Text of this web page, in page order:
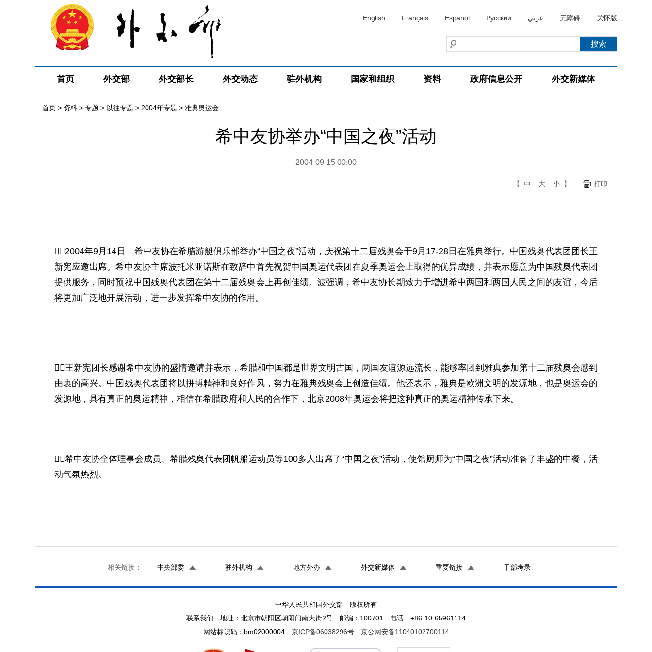
English Français Español Русский عربي 无障碍 关怀版
首页 外交部 外交部长 外交动态 驻外机构 国家和组织 资料 政府信息公开 外交新媒体
首页 > 资料 > 专题 > 以往专题 > 2004年专题 > 雅典奥运会
希中友协举办“中国之夜”活动
2004-09-15 00:00
【 中 大 小 】 打印
2004年9月 14 日，希中友协在希腊游艇俱乐部举办“中国之夜”活动，庆祝第十二届残奥会于9月 17-28 日在雅典举行。中国残奥代表团团长王
新宪应邀出席。希中友协主席波托米亚诺斯在致辞中首先祝贺中国奥运代表团在夏季奥运会上取得的优异成绩，并表示愿意为中国残奥代表团
提供服务，同时预祝中国残奥代表团在第十二届残奥会上再创佳绩。波强调，希中友协长期致力于增进希中两国和两国人民之间的友谊，今后
将更加广泛地开展活动，进一步发挥希中友协的作用。
王新宪团长感谢希中友协的盛情邀请并表示，希腊和中国都是世界文明古国，两国友谊源远流长，能够率团到雅典参加第十二届残奥会感到
由衷的高兴。中国残奥代表团将以拼搏精神和良好作风，努力在雅典残奥会上创造佳绩。他还表示，雅典是欧洲文明的发源地，也是奥运会的
发源地，具有真正的奥运精神，相信在希腊政府和人民的合作下，北京2008年奥运会将把这种真正的奥运精神传承下来。
希中友协全体理事会成员、希腊残奥代表团帆船运动员等100多人出席了“中国之夜”活动，使馆厨师为“中国之夜”活动准备了丰盛的中餐，活
动气氛热烈。
相关链接： 中央部委 驻外机构 地方外办 外交新媒体 重要链接 干部考录
中华人民共和国外交部 版权所有
联系我们 地址：北京市朝阳区朝阳门南大街2号 邮编：100701 电话：+86-10-65961114
网站标识码：bm02000004 京ICP备06038296号 京公网安备11040102700114